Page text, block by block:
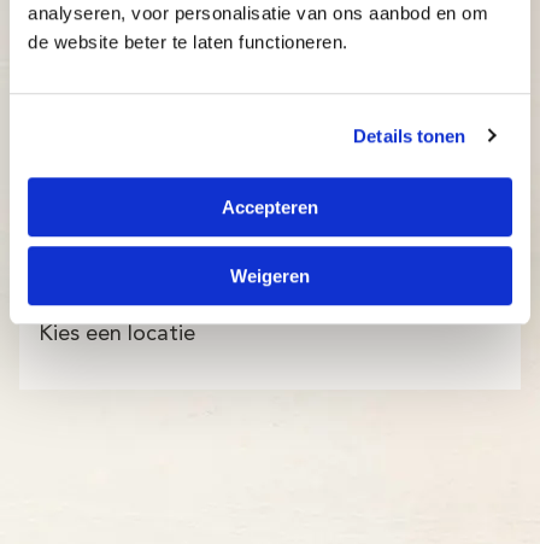
analyseren, voor personalisatie van ons aanbod en om
de website beter te laten functioneren.
Details tonen
Accepteren
Weigeren
Kies een locatie